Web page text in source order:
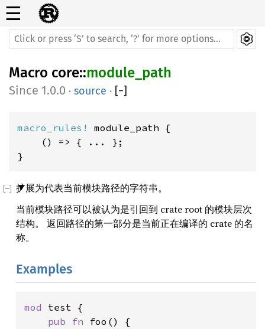
☰
Macro core::module_path
1.0.0 · source · [−]
macro_rules! module_path {
    () => { ... };
}
扩展为代表当前模块路径的字符串。
当前模块路径可以被认为是引回到 crate root 的模块层次
结构。 返回路径的第一部分是当前正在编译的 crate 的名
称。
Examples
mod test {
pub fn foo() {